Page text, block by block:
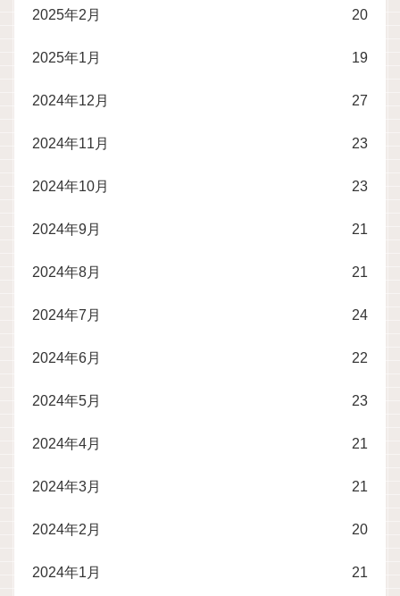
2025年2月 20
2025年1月 19
2024年12月 27
2024年11月 23
2024年10月 23
2024年9月 21
2024年8月 21
2024年7月 24
2024年6月 22
2024年5月 23
2024年4月 21
2024年3月 21
2024年2月 20
2024年1月 21